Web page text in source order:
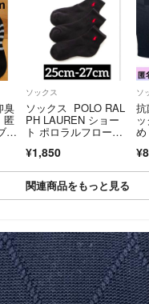
臭
匿
ラ
ソックス
ソックス POLO RAL
PH LAUREN ショー
ト ポロラルフローレ
¥1,850
ソ
関連商品をもっと見る
OUT